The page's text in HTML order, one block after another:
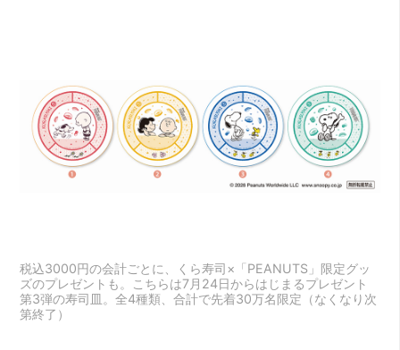
税込3000円の会計ごとに、くら寿司×「PEANUTS」限定グッ
ズのプレゼントも。こちらは7月24日からはじまるプレゼント
第3弾の寿司皿。全4種類、合計で先着30万名限定（なくなり次
第終了）